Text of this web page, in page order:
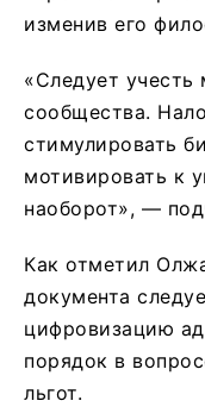
изменив его
«Следует учесть
сообщества.
стимулировать
мотивировать к
наоборот», —
Как отметил
документа
цифровизацию
порядок в
льгот.